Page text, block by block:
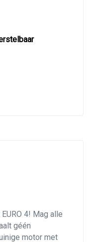
4! Mag alle
géén
motor met